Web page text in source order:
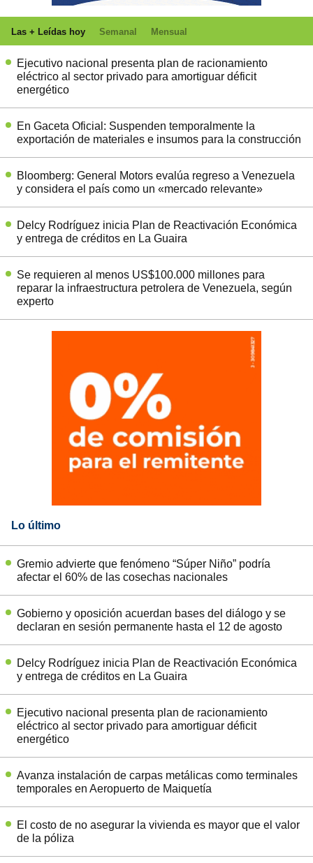
Las + Leídas hoy Semanal Mensual
Ejecutivo nacional presenta plan de racionamiento
eléctrico al sector privado para amortiguar déficit
energético
En Gaceta Oficial: Suspenden temporalmente la
exportación de materiales e insumos para la construcción
Bloomberg: General Motors evalúa regreso a Venezuela
y considera el país como un «mercado relevante»
Delcy Rodríguez inicia Plan de Reactivación Económica
y entrega de créditos en La Guaira
Se requieren al menos US$100.000 millones para
reparar la infraestructura petrolera de Venezuela, según
experto
Lo último
Gremio advierte que fenómeno “Súper Niño” podría
afectar el 60% de las cosechas nacionales
Gobierno y oposición acuerdan bases del diálogo y se
declaran en sesión permanente hasta el 12 de agosto
Delcy Rodríguez inicia Plan de Reactivación Económica
y entrega de créditos en La Guaira
Ejecutivo nacional presenta plan de racionamiento
eléctrico al sector privado para amortiguar déficit
energético
Avanza instalación de carpas metálicas como terminales
temporales en Aeropuerto de Maiquetía
El costo de no asegurar la vivienda es mayor que el valor
de la póliza